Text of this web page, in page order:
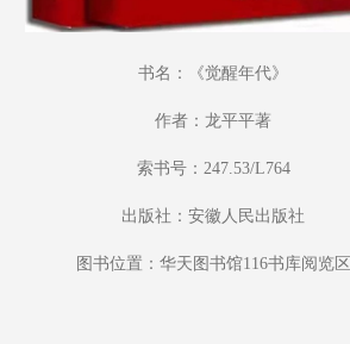
书名：《觉醒年代》
作者：龙平平著
索书号：247.53/L764
出版社：安徽人民出版社
图书位置：华天图书馆116书库阅览区